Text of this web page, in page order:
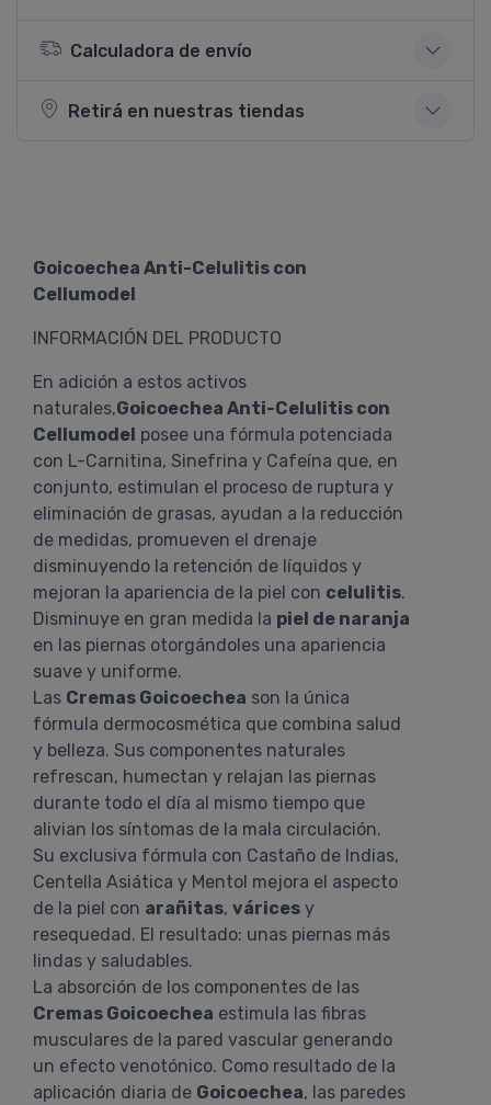
Calculadora de envío
Retirá en nuestras tiendas
Goicoechea Anti-Celulitis con
Cellumodel
INFORMACIÓN DEL PRODUCTO
En adición a estos activos
naturales,Goicoechea Anti-Celulitis con
Cellumodel posee una fórmula potenciada
con L-Carnitina, Sinefrina y Cafeína que, en
conjunto, estimulan el proceso de ruptura y
eliminación de grasas, ayudan a la reducción
de medidas, promueven el drenaje
disminuyendo la retención de líquidos y
mejoran la apariencia de la piel con celulitis.
Disminuye en gran medida la piel de naranja
en las piernas otorgándoles una apariencia
suave y uniforme.
Las Cremas Goicoechea son la única
fórmula dermocosmética que combina salud
y belleza. Sus componentes naturales
refrescan, humectan y relajan las piernas
durante todo el día al mismo tiempo que
alivian los síntomas de la mala circulación.
Su exclusiva fórmula con Castaño de Indias,
Centella Asiática y Mentol mejora el aspecto
de la piel con arañitas, várices y
resequedad. El resultado: unas piernas más
lindas y saludables.
La absorción de los componentes de las
Cremas Goicoechea estimula las fibras
musculares de la pared vascular generando
un efecto venotónico. Como resultado de la
aplicación diaria de Goicoechea, las paredes